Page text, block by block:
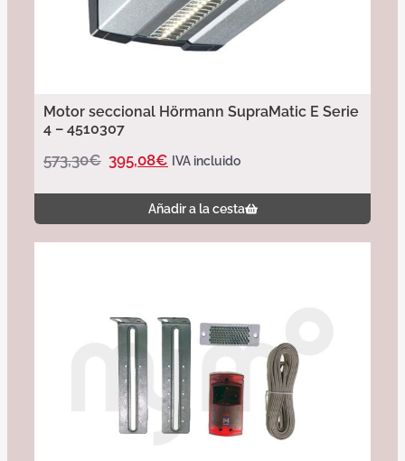
Motor seccional Hörmann SupraMatic E Serie
4 – 4510307
573,30€ 395,08€ IVA incluido
Añadir a la cesta